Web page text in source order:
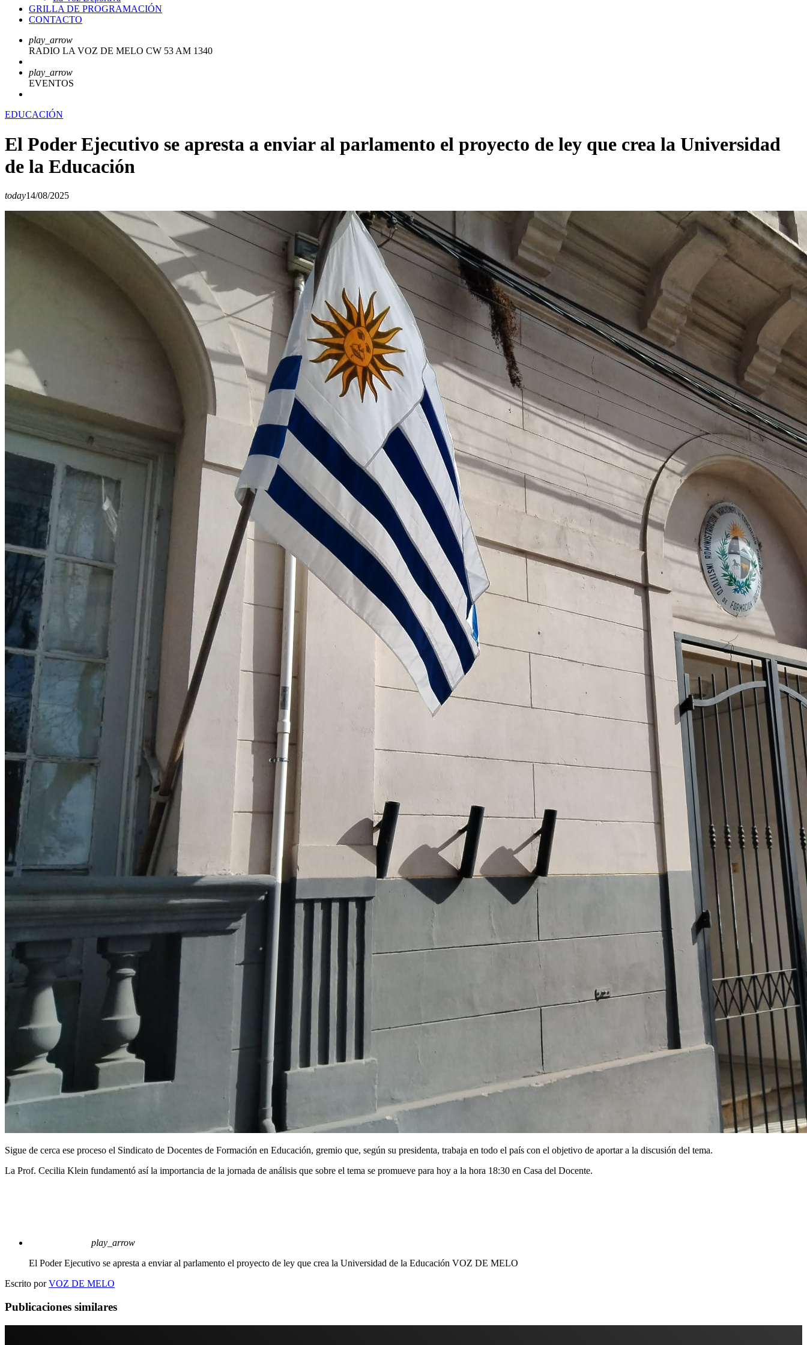
GRILLA DE PROGRAMACIÓN
CONTACTO
play_arrow
RADIO LA VOZ DE MELO CW 53 AM 1340
play_arrow
EVENTOS
EDUCACIÓN
El Poder Ejecutivo se apresta a enviar al parlamento el proyecto de ley que crea la Universidad
de la Educación
today14/08/2025
Sigue de cerca ese proceso el Sindicato de Docentes de Formación en Educación, gremio que, según su presidenta, trabaja en todo el país con el objetivo de aportar a la discusión del tema.
La Prof. Cecilia Klein fundamentó así la importancia de la jornada de análisis que sobre el tema se promueve para hoy a la hora 18:30 en Casa del Docente.
play_arrow
El Poder Ejecutivo se apresta a enviar al parlamento el proyecto de ley que crea la Universidad de la Educación VOZ DE MELO
Escrito porVOZ DE MELO
Publicaciones similares